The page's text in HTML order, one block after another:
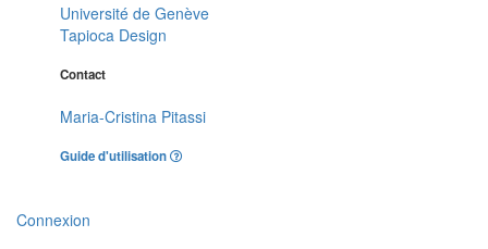
Université de Genève
Tapioca Design
Contact
Maria-Cristina Pitassi
Guide d'utilisation
Connexion